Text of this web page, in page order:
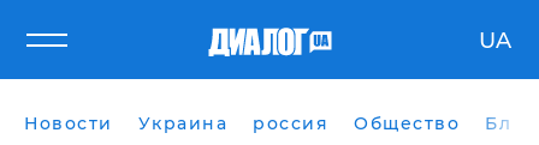
UA
Новости Украина россия Общество